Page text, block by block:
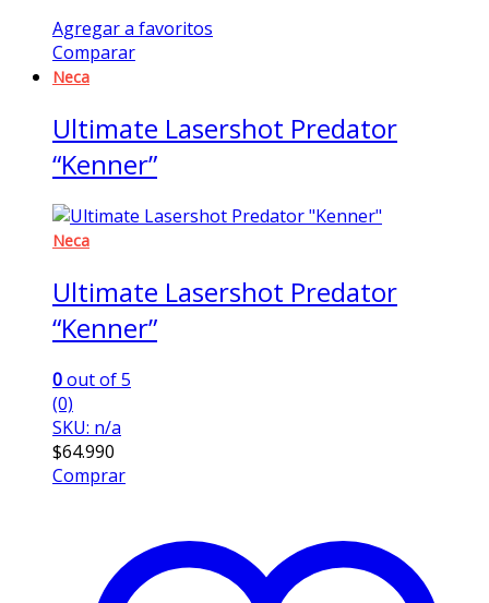
Agregar a favoritos
Comparar
Neca
Ultimate Lasershot Predator
“Kenner”
Neca
Ultimate Lasershot Predator
“Kenner”
0out of 5
(0)
SKU: n/a
$64.990
Comprar